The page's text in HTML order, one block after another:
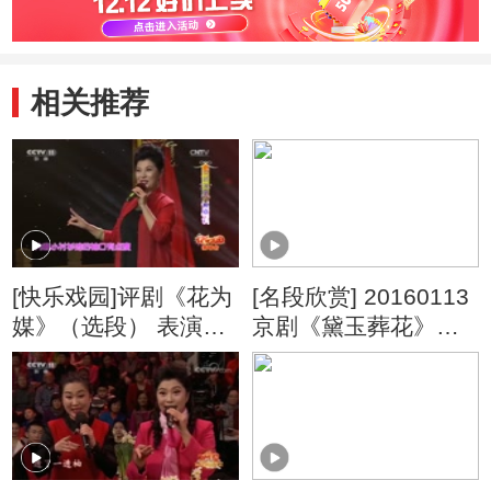
相关推荐
[快乐戏园]评剧《花为
媒》（选段） 表演：
高闯
[名段欣赏] 20160113
京剧《黛玉葬花》
《西厢记》《锁麟